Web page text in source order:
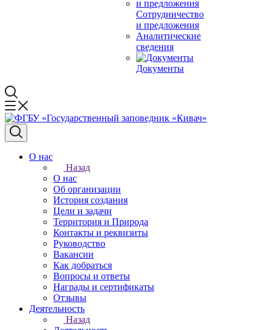
Сотрудничество
и предложения
Аналитические
сведения
Документы
О нас
Назад
О нас
Об организации
История создания
Цели и задачи
Территория и Природа
Контакты и реквизиты
Руководство
Вакансии
Как добраться
Вопросы и ответы
Награды и сертификаты
Отзывы
Деятельность
Назад